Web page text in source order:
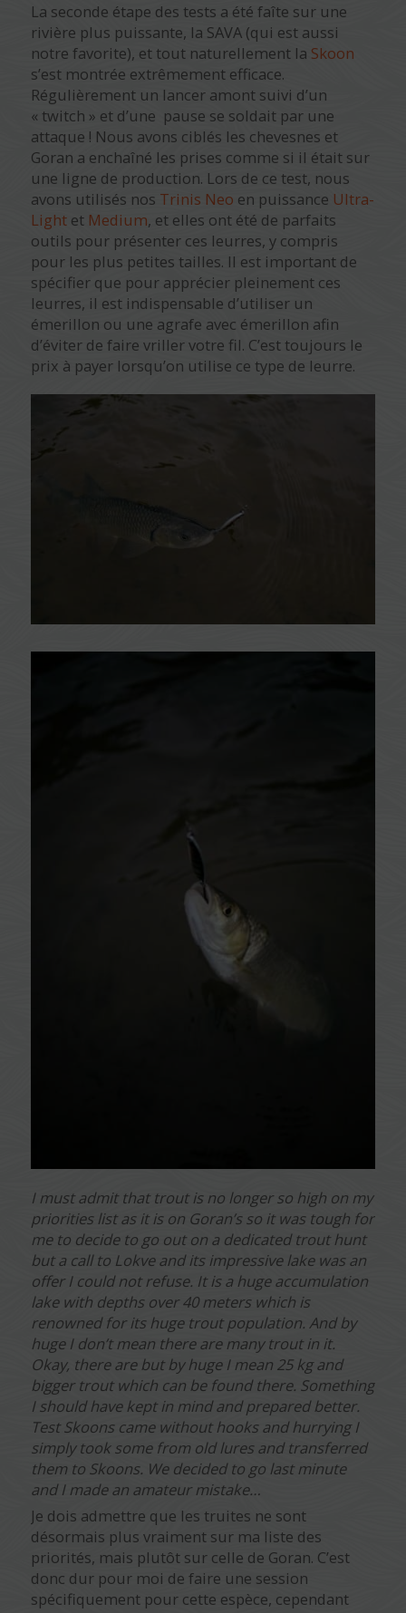
La seconde étape des tests a été faîte sur une
rivière plus puissante, la SAVA (qui est aussi
notre favorite), et tout naturellement la Skoon
s’est montrée extrêmement efficace.
Régulièrement un lancer amont suivi d’un
« twitch » et d’une pause se soldait par une
attaque ! Nous avons ciblés les chevesnes et
Goran a enchaîné les prises comme si il était sur
une ligne de production. Lors de ce test, nous
avons utilisés nos Trinis Neo en puissance Ultra-
Lightet Medium, et elles ont été de parfaits
outils pour présenter ces leurres, y compris
pour les plus petites tailles. Il est important de
spécifier que pour apprécier pleinement ces
leurres, il est indispensable d’utiliser un
émerillon ou une agrafe avec émerillon afin
d’éviter de faire vriller votre fil. C’est toujours le
prix à payer lorsqu’on utilise ce type de leurre.
I must admit that trout is no longer so high on my
priorities list as it is on Goran’s so it was tough for
me to decide to go out on a dedicated trout hunt
but a call to Lokve and its impressive lake was an
offer I could not refuse. It is a huge accumulation
lake with depths over 40 meters which is
renowned for its huge trout population. And by
huge I don’t mean there are many trout in it.
Okay, there are but by huge I mean 25 kg and
bigger trout which can be found there. Something
I should have kept in mind and prepared better.
Test Skoons came without hooks and hurrying I
simply took some from old lures and transferred
them to Skoons. We decided to go last minute
and I made an amateur mistake…
Je dois admettre que les truites ne sont
désormais plus vraiment sur ma liste des
priorités, mais plutôt sur celle de Goran. C’est
donc dur pour moi de faire une session
spécifiquement pour cette espèce, cependant